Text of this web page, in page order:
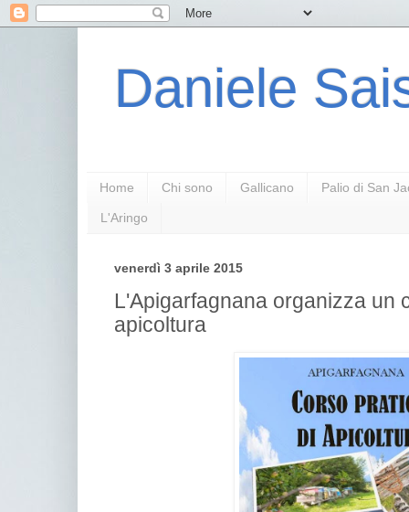
Daniele
Home Chi sono Gallicano Palio di San
L'Aringo
venerdì 3 aprile 2015
L'Apigarfagnana organizza un
apicoltura